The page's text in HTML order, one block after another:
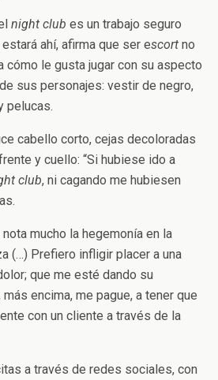
night club es un trabajo seguro
ahí, afirma que ser escort no
cómo le gusta jugar con su aspecto
sus personajes: vestir de negro,
pelucas.
cabello corto, cejas decoloradas
y cuello: “Si hubiese ido a
club, ni cagando me hubiesen
nota mucho la hegemonía en la
(…) Prefiero infligir placer a una
que me esté dando su
encima, me pague, a tener que
con un cliente a través de la
a través de redes sociales, con